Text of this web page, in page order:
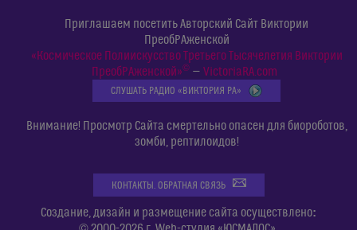
Приглашаем посетить Авторский Сайт Виктории
ПреобРАженской
«Космическое Полиискусство Третьего Тысячелетия Виктории
ПреобРАженской»©— VictoriaRA.com
СЛУШАТЬ РАДИО «ВИКТОРИЯ РА»
Внимание! Просмотр Сайта смертельно опасен для биороботов,
зомби, рептилоидов!
КОНТАКТЫ. ОБРАТНАЯ СВЯЗЬ
Создание, дизайн и размещение сайта осуществлено: